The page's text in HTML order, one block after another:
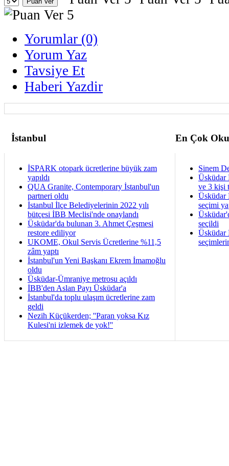
Yorumlar (0)
Yorum Yaz
Tavsiye Et
Haberi Yazdir
İstanbul En Çok
İSPARK otopark ücretlerine büyük zam
yapıldı
QUA Granite, Contemporary İstanbul'un
partneri oldu
İstanbul İlçe Belediyelerinin 2022 yılı
bütçesi İBB Meclisi'nde onaylandı
Üsküdar'da bulunan 3. Ahmet Çeşmesi
restore ediliyor
UKOME, Okul Servis Ücretlerine %11,5
zâm yaptı
İstanbul'un Yeni Başkanı Ekrem İmamoğlu
oldu
Üsküdar-Ümraniye metrosu açıldı
İBB'den Aslan Payı Üsküdar'a
İstanbul'da toplu ulaşım ücretlerine zam
geldi
Nezih Küçükerden; ''Paran yoksa Kız
Kulesi'ni izlemek de yok!''
Sinem
Üsküdar
ve 3 kişi
Üsküdar
seçimi
seçildi
Üsküdar